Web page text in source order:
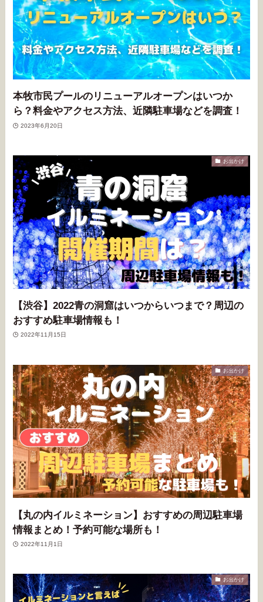
本牧市民プールのリニューアルオープンはいつか
ら？料金やアクセス方法、近隣駐車場などを調査！
2023年6月20日
お出かけ
【渋谷】2022青の洞窟はいつからいつまで？周辺の
おすすめ駐車場情報も！
2022年11月15日
お出かけ
【丸の内イルミネーション】おすすめの周辺駐車場
情報まとめ！予約可能な場所も！
2022年11月1日
お出かけ